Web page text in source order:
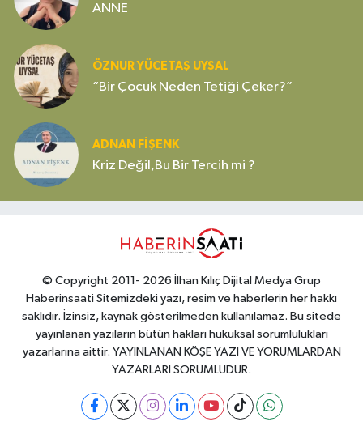
ANNE
ÖZNUR YÜCETAŞ UYSAL
“Bir Çocuk Neden Tetiği Çeker?”
ADNAN FİŞENK
Kriz Değil,Bu Bir Tercih mi ?
© Copyright 2011- 2026 İlhan Kılıç Dijital Medya Grup
Haberinsaati Sitemizdeki yazı, resim ve haberlerin her hakkı
saklıdır. İzinsiz, kaynak gösterilmeden kullanılamaz. Bu sitede
yayınlanan yazıların bütün hakları hukuksal sorumlulukları
yazarlarına aittir. YAYINLANAN KÖŞE YAZI VE YORUMLARDAN
YAZARLARI SORUMLUDUR.